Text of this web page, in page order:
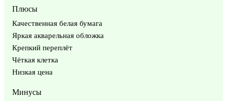
Плюсы
Качественная белая бумага
Яркая акварельная обложка
Крепкий переплёт
Чёткая клетка
Низкая цена
Минусы